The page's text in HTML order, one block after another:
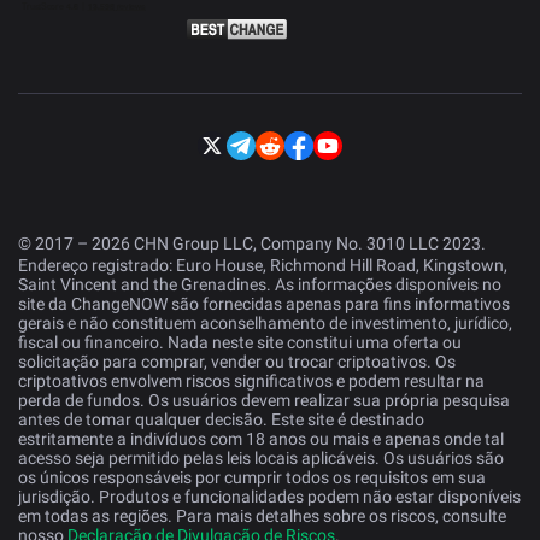
© 2017 – 2026 CHN Group LLC, Company No. 3010 LLC 2023.
Endereço registrado: Euro House, Richmond Hill Road, Kingstown,
Saint Vincent and the Grenadines. As informações disponíveis no
site da ChangeNOW são fornecidas apenas para fins informativos
gerais e não constituem aconselhamento de investimento, jurídico,
fiscal ou financeiro. Nada neste site constitui uma oferta ou
solicitação para comprar, vender ou trocar criptoativos. Os
criptoativos envolvem riscos significativos e podem resultar na
perda de fundos. Os usuários devem realizar sua própria pesquisa
antes de tomar qualquer decisão. Este site é destinado
estritamente a indivíduos com 18 anos ou mais e apenas onde tal
acesso seja permitido pelas leis locais aplicáveis. Os usuários são
os únicos responsáveis por cumprir todos os requisitos em sua
jurisdição. Produtos e funcionalidades podem não estar disponíveis
em todas as regiões. Para mais detalhes sobre os riscos, consulte
nosso Declaração de Divulgação de Riscos.